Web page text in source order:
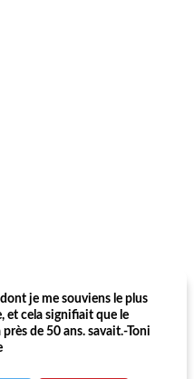
dont je me souviens le plus
et cela signifiait que le
de 50 ans. savait.-Toni